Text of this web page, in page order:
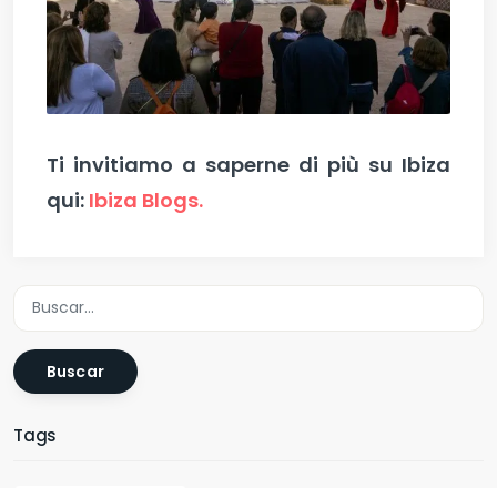
Ti invitiamo a saperne di più su Ibiza
qui: Ibiza Blogs.
Buscar
Tags